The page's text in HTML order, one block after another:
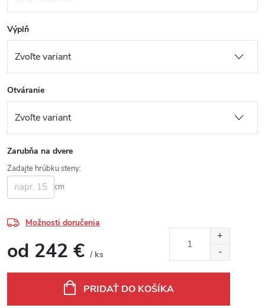
Výplň
Otváranie
Zarubňa na dvere
Zadajte hrúbku steny:
cm
Možnosti doručenia
od 242 € / ks
PRIDAŤ DO KOŠÍKA